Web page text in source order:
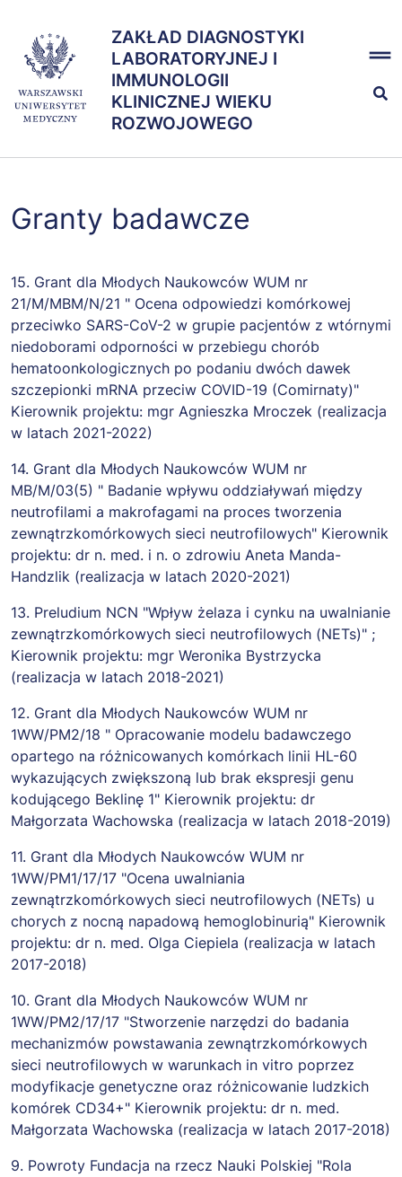
do
treści
ZAKŁAD DIAGNOSTYKI
LABORATORYJNEJ I
IMMUNOLOGII
KLINICZNEJ WIEKU
ROZWOJOWEGO
ZAKŁAD DIAGNOSTYKI
LABORATORYJNEJ I
IMMUNOLOGII KLINICZNEJ
WIEKU ROZWOJOWEGO
Kształcenie
Nauka
Zespół
Granty badawcze
15. Grant dla Młodych Naukowców WUM nr
21/M/MBM/N/21 " Ocena odpowiedzi komórkowej
przeciwko SARS-CoV-2 w grupie pacjentów z wtórnymi
niedoborami odporności w przebiegu chorób
hematoonkologicznych po podaniu dwóch dawek
szczepionki mRNA przeciw COVID-19 (Comirnaty)"
Kierownik projektu: mgr Agnieszka Mroczek (realizacja
w latach 2021-2022)
14. Grant dla Młodych Naukowców WUM nr
MB/M/03(5) " Badanie wpływu oddziaływań między
neutrofilami a makrofagami na proces tworzenia
zewnątrzkomórkowych sieci neutrofilowych" Kierownik
projektu: dr n. med. i n. o zdrowiu Aneta Manda-
Handzlik (realizacja w latach 2020-2021)
13. Preludium NCN "Wpływ żelaza i cynku na uwalnianie
zewnątrzkomórkowych sieci neutrofilowych (NETs)" ;
Kierownik projektu: mgr Weronika Bystrzycka
(realizacja w latach 2018-2021)
12. Grant dla Młodych Naukowców WUM nr
1WW/PM2/18 " Opracowanie modelu badawczego
opartego na różnicowanych komórkach linii HL-60
wykazujących zwiększoną lub brak ekspresji genu
kodującego Beklinę 1" Kierownik projektu: dr
Małgorzata Wachowska (realizacja w latach 2018-2019)
11. Grant dla Młodych Naukowców WUM nr
1WW/PM1/17/17 "Ocena uwalniania
zewnątrzkomórkowych sieci neutrofilowych (NETs) u
chorych z nocną napadową hemoglobinurią" Kierownik
projektu: dr n. med. Olga Ciepiela (realizacja w latach
2017-2018)
10. Grant dla Młodych Naukowców WUM nr
1WW/PM2/17/17 "Stworzenie narzędzi do badania
mechanizmów powstawania zewnątrzkomórkowych
sieci neutrofilowych w warunkach in vitro poprzez
modyfikacje genetyczne oraz różnicowanie ludzkich
komórek CD34+" Kierownik projektu: dr n. med.
Małgorzata Wachowska (realizacja w latach 2017-2018)
9. Powroty Fundacja na rzecz Nauki Polskiej "Rola